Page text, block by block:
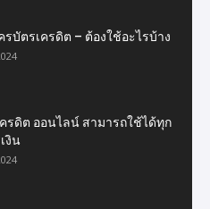
รบัตรเครดิต – ต้องใช้อะไรบ้าง
รดิต ออนไลน์ สามารถใช้ได้ทุก
งิน